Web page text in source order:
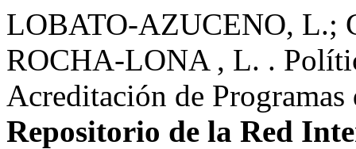
LOBATO-AZUCENO, L.;
ROCHA-LONA , L. .
Acreditación de
Repositorio de la Red